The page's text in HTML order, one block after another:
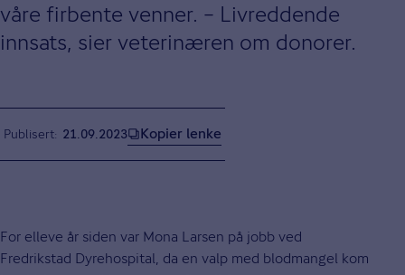
våre firbente venner. – Livreddende
innsats, sier veterinæren om donorer.
Publisert 21.09.2023 Kopier lenke
For elleve år siden var Mona Larsen på jobb ved
Fredrikstad Dyrehospital, da en valp med blodmangel kom